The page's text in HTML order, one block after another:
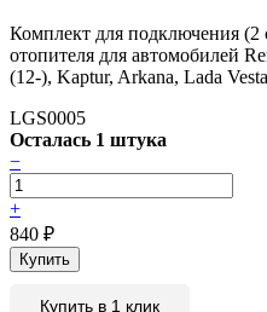
Комплект для подключения (2
отопителя для автомобилей
(12-), Kaptur, Arkana, Lada
LGS0005
Осталась 1 штука
−
+
840 ₽
Купить в 1 клик